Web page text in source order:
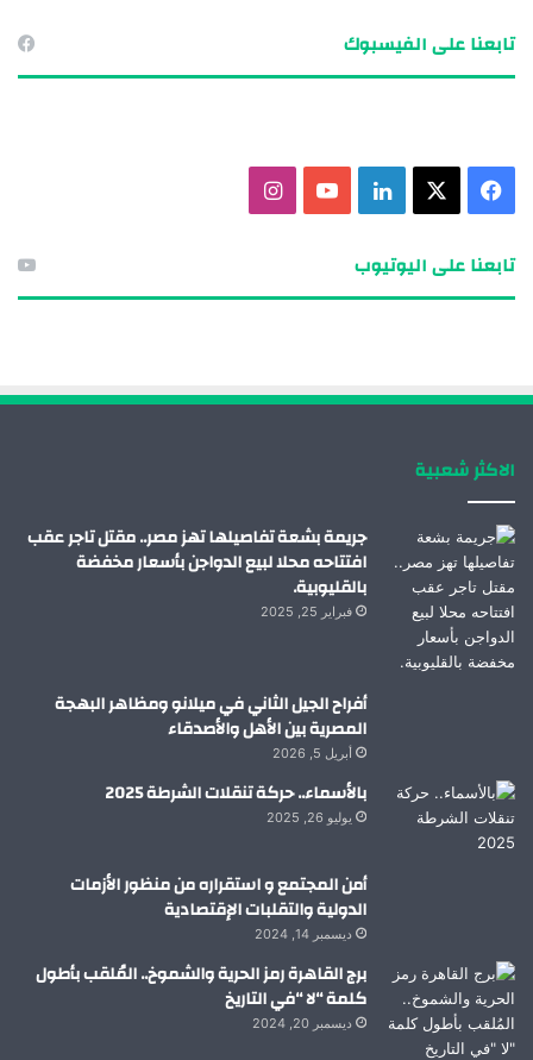
تابعنا على الفيسبوك
م
تابعنا على اليوتيوب
الاكثر شعبية
جريمة بشعة تفاصيلها تهز مصر.. مقتل تاجر عقب
افتتاحه محلا لبيع الدواجن بأسعار مخفضة
بالقليوبية.
فبراير 25, 2025
أفراح الجيل الثاني في ميلانو ومظاهر البهجة
المصرية بين الأهل والأصدقاء
أبريل 5, 2026
بالأسماء.. حركة تنقلات الشرطة 2025
يوليو 26, 2025
أمن المجتمع و استقراره من منظور الأزمات
الدولية والتقلبات الإقتصادية
ديسمبر 14, 2024
برج القاهرة رمز الحرية والشموخ.. المُلقب بأطول
كلمة “لا “في التاريخ
ديسمبر 20, 2024